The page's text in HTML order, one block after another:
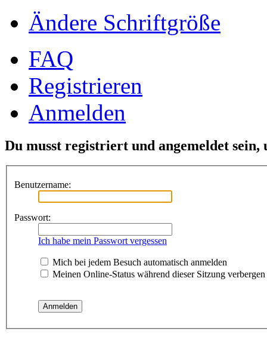
Ändere Schriftgröße
FAQ
Registrieren
Anmelden
Du musst registriert und angemeldet
Benutzername:
Passwort:
Ich habe mein Passwort vergessen
Mich bei jedem Besuch automatisch anmelden
Meinen Online-Status während dieser Sitzung verbergen